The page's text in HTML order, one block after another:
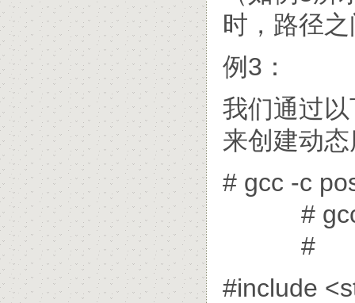
时，路径
例3：
我们通过
来创建动
# gcc -c
# gcc -
#
#include